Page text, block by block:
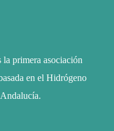
la primera asociación
en el Hidrógeno